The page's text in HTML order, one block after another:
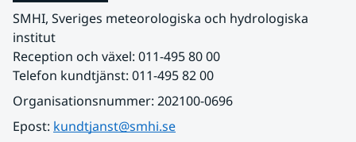
SMHI, Sveriges meteorologiska och hydrologiska
institut
Reception och växel: 011-495 80 00
Telefon kundtjänst: 011-495 82 00
Organisationsnummer: 202100-0696
Epost: kundtjanst@smhi.se